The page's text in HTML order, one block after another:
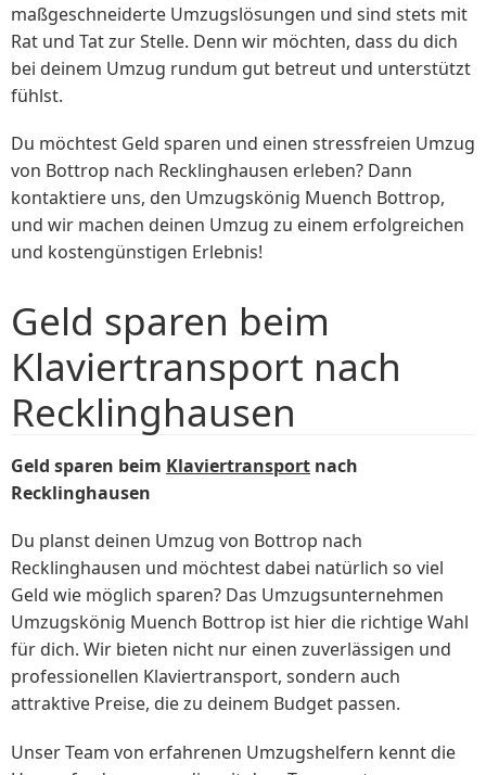
maßgeschneiderte Umzugslösungen und sind stets mit
Rat und Tat zur Stelle. Denn wir möchten, dass du dich
bei deinem Umzug rundum gut betreut und unterstützt
fühlst.
Du möchtest Geld sparen und einen stressfreien Umzug
von Bottrop nach Recklinghausen erleben? Dann
kontaktiere uns, den Umzugskönig Muench Bottrop,
und wir machen deinen Umzug zu einem erfolgreichen
und kostengünstigen Erlebnis!
Geld sparen beim
Klaviertransport nach
Recklinghausen
Geld sparen beim Klaviertransport nach
Recklinghausen
Du planst deinen Umzug von Bottrop nach
Recklinghausen und möchtest dabei natürlich so viel
Geld wie möglich sparen? Das Umzugsunternehmen
Umzugskönig Muench Bottrop ist hier die richtige Wahl
für dich. Wir bieten nicht nur einen zuverlässigen und
professionellen Klaviertransport, sondern auch
attraktive Preise, die zu deinem Budget passen.
Unser Team von erfahrenen Umzugshelfern kennt die